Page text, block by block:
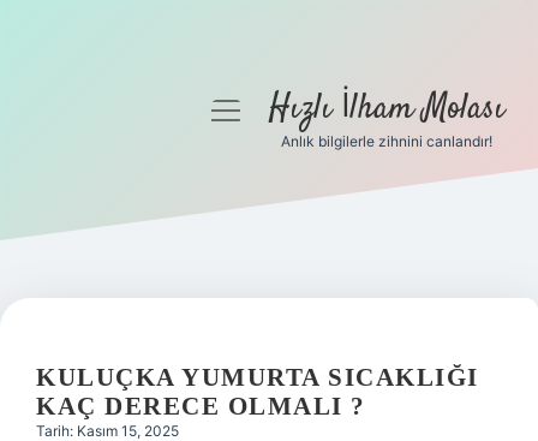
Gizlilik Politikası
Yasal Uyarı
menüyüHızlı İlham Molası
Anlık bilgilerle zihnini canlandır!
KULUÇKA YUMURTA SICAKLIĞI
KAÇ DERECE OLMALI ?
Tarih: Kasım 15, 2025